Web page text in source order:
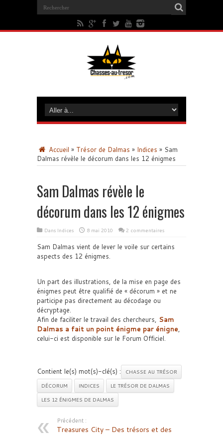
Accueil » Trésor de Dalmas » Indices » Sam
Dalmas révèle le décorum dans les 12 énigmes
Sam Dalmas révèle le
décorum dans les 12 énigmes
Dans Indices 8 mai 2010 2 commentaires
Sam Dalmas vient de lever le voile sur certains
aspects des 12 énigmes.
Un part des illustrations, de la mise en page des
énigmes peut être qualifié de « décorum » et ne
participe pas directement au décodage ou
décryptage.
Afin de faciliter le travail des chercheurs, Sam
Dalmas a fait un point énigme par énigne,
celui-ci est disponible sur le Forum Officiel.
Contient le(s) mot(s)-clé(s) :
CHASSE AU TRÉSOR
DÉCORUM
INDICES
LE TRÉSOR DE DALMAS
LES 12 ÉNIGMES DE DALMAS
Précédent :
Treasures City – Des trésors et des